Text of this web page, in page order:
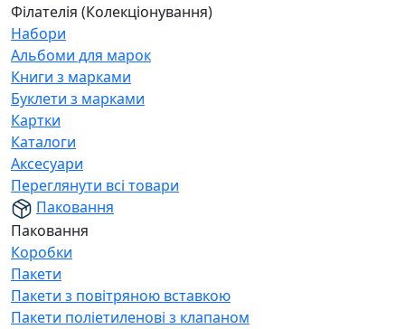
Філателія (Колекціонування)
Набори
Альбоми для марок
Книги з марками
Буклети з марками
Картки
Каталоги
Аксесуари
Переглянути всі товари
Паковання
Паковання
Коробки
Пакети
Пакети з повітряною вставкою
Пакети поліетиленові з клапаном